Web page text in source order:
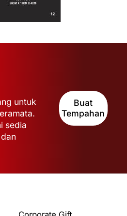
untuk
sedia
Buat
Tempahan